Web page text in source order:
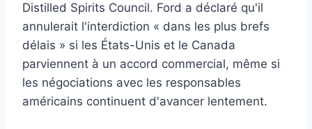
Distilled Spirits Council. Ford a déclaré qu'il
annulerait l'interdiction « dans les plus brefs
délais » si les États-Unis et le Canada
parviennent à un accord commercial, même si
les négociations avec les responsables
américains continuent d'avancer lentement.